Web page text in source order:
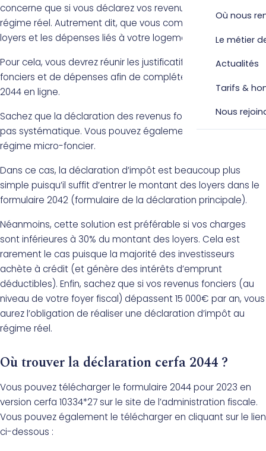
Où nous
Le métier
Actualités
Tarifs &
Nous
concerne que si vous déclarez vos revenus locatifs au
régime réel. Autrement dit, que vous comptabilisez les
loyers et les dépenses liés à votre logement.
Pour cela, vous devrez réunir les justificatifs de revenus
fonciers et de dépenses afin de compléter le formulaire
2044 en ligne.
Sachez que la déclaration des revenus fonciers au réel n’est
pas systématique. Vous pouvez également déclarer au
régime micro-foncier.
Dans ce cas, la déclaration d’impôt est beaucoup plus
simple puisqu’il suffit d’entrer le montant des loyers dans le
formulaire 2042 (formulaire de la déclaration principale).
Néanmoins, cette solution est préférable si vos charges
sont inférieures à 30% du montant des loyers. Cela est
rarement le cas puisque la majorité des investisseurs
achète à crédit (et génère des intérêts d’emprunt
déductibles). Enfin, sachez que si vos revenus fonciers (au
niveau de votre foyer fiscal) dépassent 15 000€ par an, vous
aurez l’obligation de réaliser une déclaration d’impôt au
régime réel.
Où trouver la déclaration cerfa 2044 ?
Vous pouvez télécharger le formulaire 2044 pour 2023 en
version cerfa 10334*27 sur le site de l’administration fiscale.
Vous pouvez également le télécharger en cliquant sur le lien
ci-dessous :